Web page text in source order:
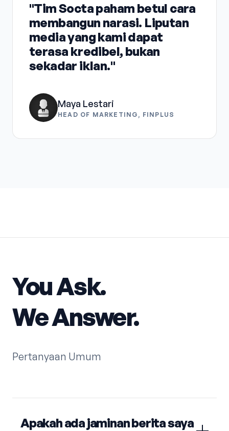
"Tim Socta paham betul cara
membangun narasi. Liputan
media yang kami dapat
terasa kredibel, bukan
sekadar iklan."
Maya Lestari
HEAD OF MARKETING, FINPLUS
You Ask.
We Answer.
Pertanyaan Umum
Apakah ada jaminan berita saya